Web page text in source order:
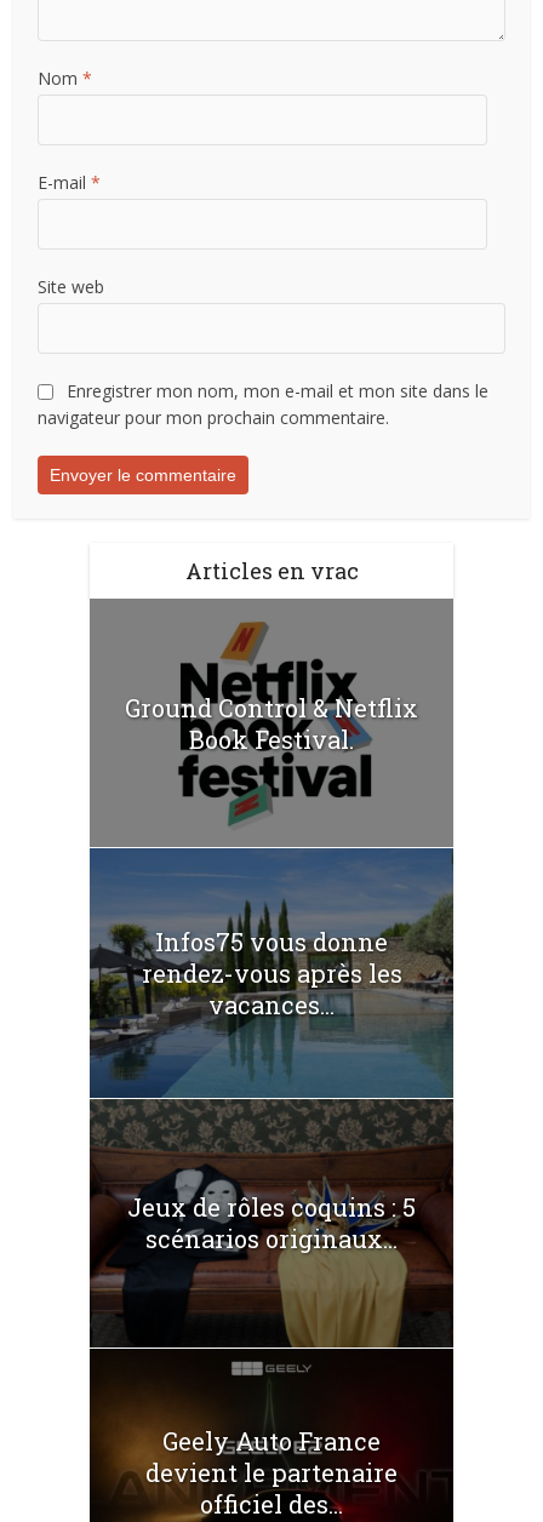
Nom*
E-mail*
Site web
Enregistrer mon nom, mon e-mail et mon site dans le
navigateur pour mon prochain commentaire.
Articles en vrac
Ground Control & Netflix
Book Festival.
Infos75 vous donne
rendez-vous après les
vacances...
Jeux de rôles coquins : 5
scénarios originaux...
Geely Auto France
devient le partenaire
officiel des...